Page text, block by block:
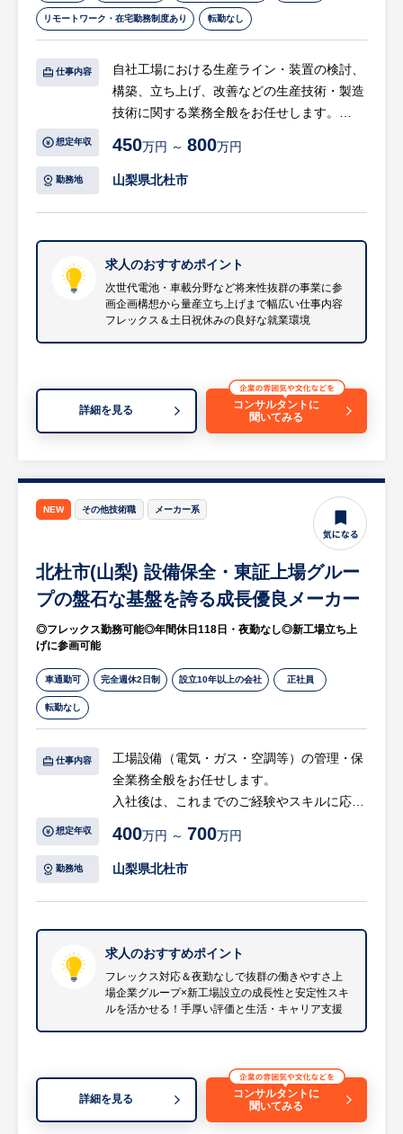
リモートワーク・在宅勤務制度あり 転勤なし
仕事内容
自社工場における生産ライン・装置の検討、
構築、立ち上げ、改善などの生産技術・製造
技術に関する業務全般をお任せします。
【具体的には…】
・製品組立、生産・製造プロセスの設計や改
善
・電気制御系の回路改善
・製品および生産ラインの工程設計
・CADを使用した生産に必要な治工具の設計
・生産上のトラブルを関連部門と協業し解
ち上げ（海外グループ企業の対応含む）
等
※詳細は面談時にお伝えします
【HUREX求人担当コメント】
◎次世代電池・車載分野など将来性抜群の事
業に参画
・リチウムイオン二次電池（LIB）や車載関
連ビジネスなど、急速に拡大する最先端の成
長市場に携わることができます。
・新工場の立ち上げや海外グループ企業との
連携など、グローバルかつダイナミックな事
・高い技術力を誇るメーカーで、今後のカー
ボンニュートラル社会を支える中核技術の開
◎企画構想から量産立ち上げまで幅広い仕事
内容
・製品や生産プロセスの設計から設備導入、
立ち上げ、改善まで、生産技術の最上流から
一貫して関与することが可能です。
・PLCやラダー制御、電気回路の改善、機械
・3名の増員募集のため同時期に入社する仲
間がおり、チームで協力しながら工程設計や
トラブル解決に挑めます。
◎フレックス＆土日祝休みの良好な就業環境
に応じた柔軟な働き方が可能です。
・完全土日祝休みで年間休日は118日、年次
有給休暇は【入社即日】に付与されるなどプ
想定年収 450万円 ～ 800万円
勤務地 山梨県北杜市
求人のおすすめポイント
次世代電池・車載分野など将来性抜群の事業に参
画企画構想から量産立ち上げまで幅広い仕事内容
フレックス＆土日祝休みの良好な就業環境
詳細を見る
コンサルタントに
聞いてみる
NEW その他技術職 メーカー系
北杜市(山梨) 設備保全・東証上場グルー
プの盤石な基盤を誇る成長優良メーカー
◎フレックス勤務可能◎年間休日118日・夜勤なし◎新工場立ち上
げに参画可能
車通勤可 完全週休2日制 設立10年以上の会社 正社員
転勤なし
仕事内容
工場設備（電気・ガス・空調等）の管理・保
全業務全般をお任せします。
入社後は、これまでのご経験やスキルに応じ
発揮しながら、将来的には新工場の立ち上げ
フェーズにもご参画いただけます。
・工場内動力設備や施設の保全業務
・法令に基づく定期点検、官公庁への報告業
務
・省エネ活動の推進や改善提案
・将来的には新工場の立ち上げフェーズへの
※詳細は面談時にお伝えします
【組織構成】
想定年収 400万円 ～ 700万円
勤務地 山梨県北杜市
求人のおすすめポイント
フレックス対応＆夜勤なしで抜群の働きやすさ上
場企業グループ×新工場設立の成長性と安定性スキ
ルを活かせる！手厚い評価と生活・キャリア支援
詳細を見る
コンサルタントに
聞いてみる